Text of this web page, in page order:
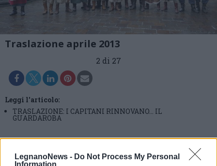
LegnanoNews - Do Not Process My Personal
Information
Traslazione aprile 2013
2 di 27
Leggi l'articolo:
TRASLAZIONE: I CAPITANI RINNOVANO… IL
GUARDAROBA